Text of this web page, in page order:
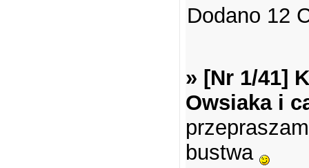
Dodano 12
» [Nr 1/41]
Owsiaka i
bustwa